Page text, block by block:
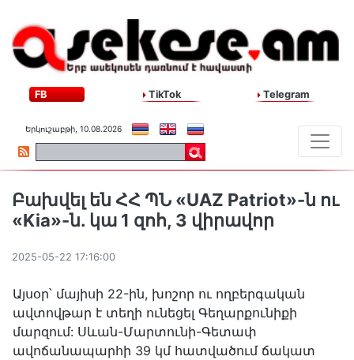
FB TikTok Telegram
Երկուշաբթի, 10.08.2026
Բախվել են ՀՀ ՊՆ «UAZ Patriot»-ն ու
«Kia»-ն. կա 1 զոհ, 3 վիրավոր
2025-05-22 17:16:00
Այսօր՝ մայիսի 22-ին, խոշոր ու ողբերգական
ավտովթար է տեղի ունեցել Գեղարքունիքի
մարզում: Սևան-Մարտունի-Գետափ
ավոճանապարհի 39 կմ հատվածում ճակատ